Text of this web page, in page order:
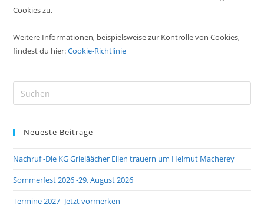
Cookies zu.
Weitere Informationen, beispielsweise zur Kontrolle von Cookies,
findest du hier:Cookie-Richtlinie
Neueste Beiträge
Nachruf -Die KG Grieläächer Ellen trauern um Helmut Macherey
Sommerfest 2026 -29. August 2026
Termine 2027 -Jetzt vormerken